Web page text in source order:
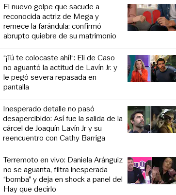
El nuevo golpe que sacude a
reconocida actriz de Mega y
remece la farándula: confirmó
abrupto quiebre de su matrimonio
“¡Tú te colocaste ahí!“: Eli de Caso
no aguantó la actitud de Lavín Jr. y
le pegó severa repasada en
pantalla
Inesperado detalle no pasó
desapercibido: Así fue la salida de la
cárcel de Joaquín Lavín Jr y su
reencuentro con Cathy Barriga
Terremoto en vivo: Daniela Aránguiz
no se aguanta, filtra inesperada
“bomba” y deja en shock a panel del
Hay que decirlo